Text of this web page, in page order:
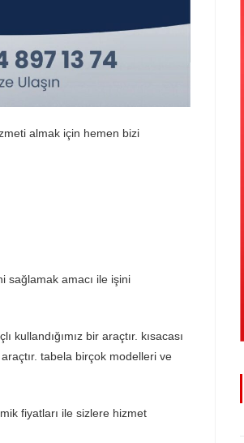
almak için hemen bizi
sağlamak amacı ile işini
bir araçtır. kısacası
tabela birçok modelleri ve
fiyatları ile sizlere hizmet